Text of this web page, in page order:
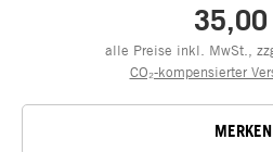
alle Preise inkl. MwSt.,
CO₂-kompensierter
MERKEN